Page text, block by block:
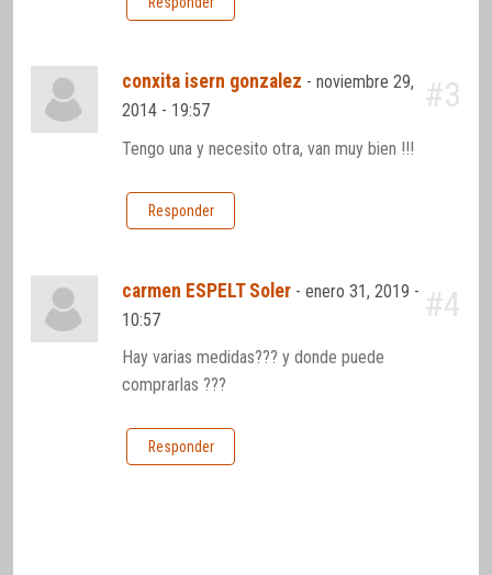
conxita isern gonzalez -noviembre 29,
2014 - 19:57
#3
Tengo una y necesito otra, van muy bien !!!
Responder
carmen ESPELT Soler -enero 31, 2019 -
10:57
#4
Hay varias medidas??? y donde puede
comprarlas ???
Responder